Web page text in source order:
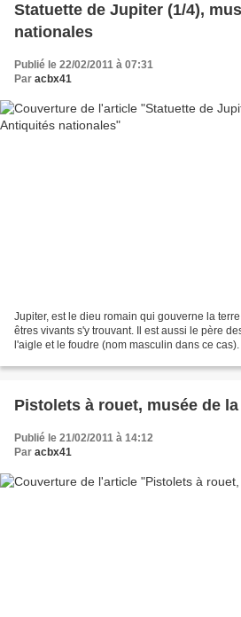
Statuette de Jupiter (1/4),
nationales
Publié le 22/02/2011 à 07:31
Par acbx41
Jupiter, est le dieu romain qui gouverne la
êtres vivants s'y trouvant. Il est aussi le père
l'aigle et le foudre (nom masculin dans ce
Pistolets à rouet, musée de
Publié le 21/02/2011 à 14:12
Par acbx41